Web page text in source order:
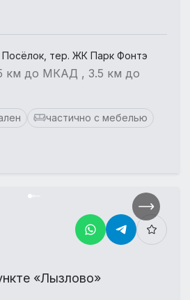
Посёлок, тер. ЖК Парк Фонтэ
км до МКАД , 3.5 км до
частично с мебелью
«Лызлово»